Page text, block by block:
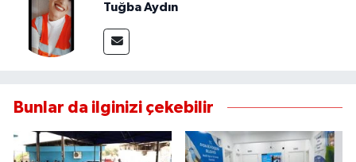
Tuğba Aydın
Bunlar da ilginizi çekebilir